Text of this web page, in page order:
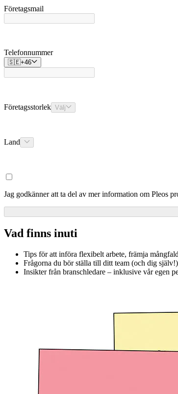
Företagsmail
Telefonnummer
🇸🇪+46
Företagsstorlek Välj
Land
Jag godkänner att ta del av mer information om Pleos
Vad finns inuti
Tips för att införa flexibelt arbete, främja
Frågorna du bör ställa till ditt team (och dig själv!)
Insikter från branschledare – inklusive vår egen